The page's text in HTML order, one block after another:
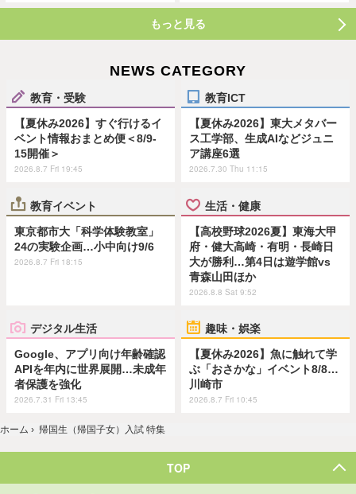
もっと見る
NEWS CATEGORY
教育・受験
【夏休み2026】すぐ行けるイ
ベント情報おまとめ便＜8/9-
15開催＞
2026.8.7 Fri 19:45
教育ICT
【夏休み2026】東大メタバー
ス工学部、生成AIなどジュニ
ア講座6選
2026.7.30 Thu 11:15
教育イベント
東京都市大「科学体験教室」
24の実験企画…小中向け9/6
2026.8.7 Fri 18:15
生活・健康
【高校野球2026夏】東海大甲
府・健大高崎・有明・長崎日
大が勝利…第4日は遊学館vs
青森山田ほか
2026.8.8 Sat 9:52
デジタル生活
Google、アプリ向け年齢確認
APIを年内に世界展開…未成年
者保護を強化
2026.7.31 Fri 13:45
趣味・娯楽
【夏休み2026】魚に触れて学
ぶ「おさかな」イベント8/8…
川崎市
2026.8.7 Fri 10:45
ホーム › 帰国生（帰国子女）入試 特集
TOP